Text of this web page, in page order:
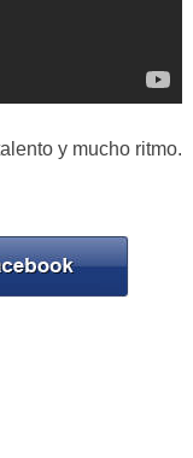
y mucho ritmo.